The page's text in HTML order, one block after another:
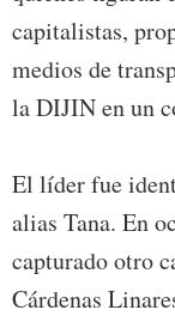
capitalistas,
medios de
la DIJIN en un
El líder fue
alias Tana. En
capturado otro
Cárdenas